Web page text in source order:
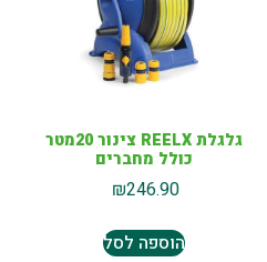
גלגלת REELX צינור 20מטר
כולל מחברים
₪246.90
הוספה לסל